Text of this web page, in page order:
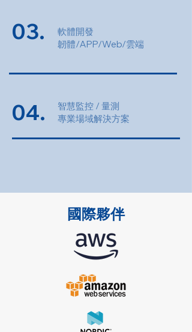
03.
軟體開發
韌體/APP/Web/雲端
04.
智慧監控 / 量測
專業場域解決方案
​國際夥伴